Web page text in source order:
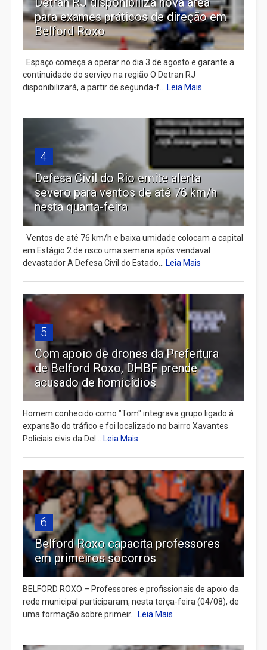
para exames práticos de direção em
Belford Roxo
Espaço começa a operar no dia 3 de agosto e garante a
continuidade do serviço na região O Detran RJ
disponibilizará, a partir de segunda-f...
Leia Mais
4
Defesa Civil do Rio emite alerta
severo para ventos de até 76 km/h
nesta quarta-feira
Ventos de até 76 km/h e baixa umidade colocam a capital
em Estágio 2 de risco uma semana após vendaval
devastador A Defesa Civil do Estado...
Leia Mais
5
Com apoio de drones da Prefeitura
de Belford Roxo, DHBF prende
acusado de homicídios
Homem conhecido como "Tom" integrava grupo ligado à
expansão do tráfico e foi localizado no bairro Xavantes
Policiais civis da Del...
Leia Mais
6
Belford Roxo capacita professores
em primeiros socorros
BELFORD ROXO – Professores e profissionais de apoio da
rede municipal participaram, nesta terça-feira (04/08), de
uma formação sobre primeir...
Leia Mais